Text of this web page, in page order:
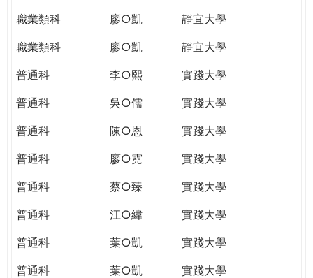
職業類科
廖○凱
靜宜大學
職業類科
廖○凱
靜宜大學
普通科
李○熙
實踐大學
普通科
吳○儒
實踐大學
普通科
陳○恩
實踐大學
普通科
廖○霓
實踐大學
普通科
蔡○臻
實踐大學
普通科
江○緯
實踐大學
普通科
葉○凱
實踐大學
普通科
葉○凱
實踐大學